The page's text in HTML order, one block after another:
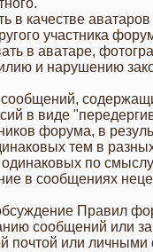
в качестве
участника
в аватаре,
и нарушению
в виде
форума, в
тем в
по
в сообщениях
Правил
сообщений или
почтой или